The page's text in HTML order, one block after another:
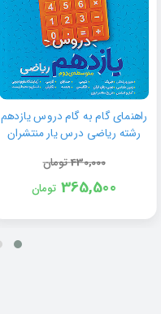
راهنمای گام به گام دروس یازدهم
رشته ریاضی درس یار منتشران
430,000تومان
365,500 تومان